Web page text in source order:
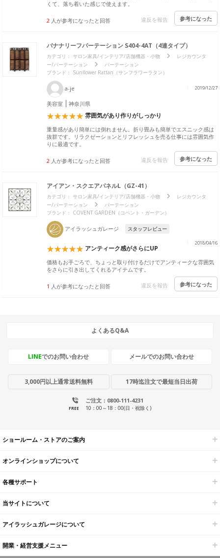
くて、落ち着いた感じで使えます。
2 人が参考になったと回答 違反を報告 参考になった
バナナリーフパーテーション S404-4AT（4連タイプ）
カテゴリ： サロン家具/インテリア/店舗機器・小物
レジカウンタ
ー/パーテーション
パーテーション
ブランド： Sunflower Rattan（サンフラワーラタン）
a-je 2019/12/27
美容室 神奈川県
雰囲気があり作りがしっかり
重量感があり簡単には倒れません。折り畳みも簡単でエスニック感は
抜群です。リラクゼーションとリフレッシュを売る仕事には雰囲気作
りに最適です。
2 人が参考になったと回答 違反を報告 参考になった
アイアン・スクエアパネルL（GZ-41）
カテゴリ： サロン家具/インテリア/店舗機器・小物
レジカウンタ
ー/パーテーション
パーテーション
ブランド： COVENT GARDEN（コベント・ガーデン）
アイラッシュガレージ スタッフレビュー
2018/04/16
アンティーク感がさらにUP
価格もお手ごろで、ちょっと取り付けるだけでアンティークな雰囲気
をさらに引き出してくれるアイテムです。
1 人が参考になったと回答 違反を報告 参考になった
よくあるQ&A
LINEでのお問い合わせ メールでのお問い合わせ
3,000円以上通常送料無料 17時迄注文で最短当日出荷
ご注文：0800-111-4231
FREE 10：00～18：00(日・祝除く)
ショールーム・ストアのご案内
オンラインショップについて
各種サポート
当サイトについて
アイラッシュガレージについて
開業・経営支援メニュー